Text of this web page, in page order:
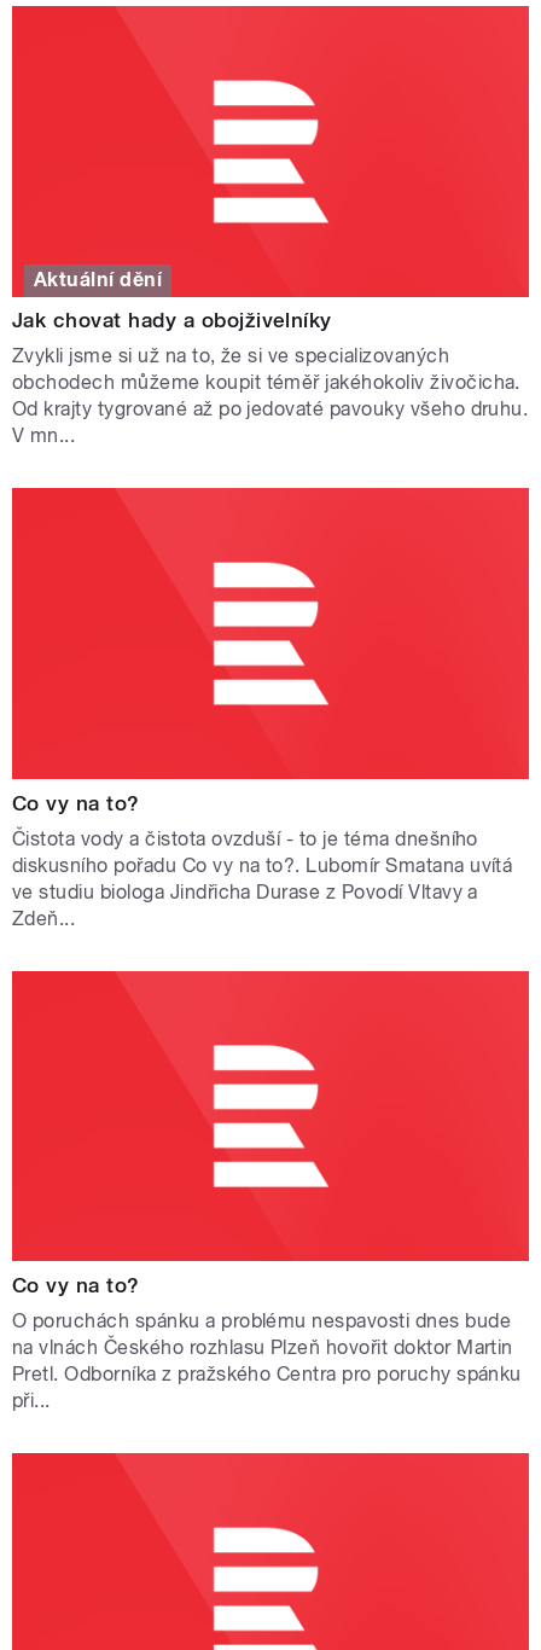
Aktuální dění
Jak chovat hady a obojživelníky
Zvykli jsme si už na to, že si ve specializovaných
obchodech můžeme koupit téměř jakéhokoliv živočicha.
Od krajty tygrované až po jedovaté pavouky všeho druhu.
V mn...
Co vy na to?
Čistota vody a čistota ovzduší - to je téma dnešního
diskusního pořadu Co vy na to?. Lubomír Smatana uvítá
ve studiu biologa Jindřicha Durase z Povodí Vltavy a
Zdeň...
Co vy na to?
O poruchách spánku a problému nespavosti dnes bude
na vlnách Českého rozhlasu Plzeň hovořit doktor Martin
Pretl. Odborníka z pražského Centra pro poruchy spánku
při...